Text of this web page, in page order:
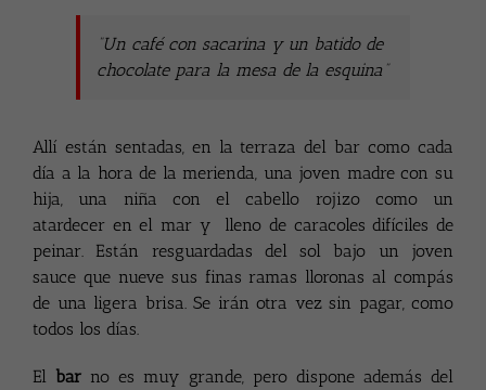
“Un café con sacarina y un batido de
chocolate para la mesa de la esquina”
Allí están sentadas, en la terraza del bar como cada
día a la hora de la merienda, una joven madre con su
hija, una niña con el cabello rojizo como un
atardecer en el mar y lleno de caracoles difíciles de
peinar. Están resguardadas del sol bajo un joven
sauce que nueve sus finas ramas lloronas al compás
de una ligera brisa. Se irán otra vez sin pagar, como
todos los días.
El bar no es muy grande, pero dispone además del